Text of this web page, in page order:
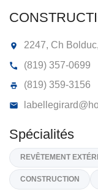
2247, Ch
(819) 357-0699
(819) 359-3156